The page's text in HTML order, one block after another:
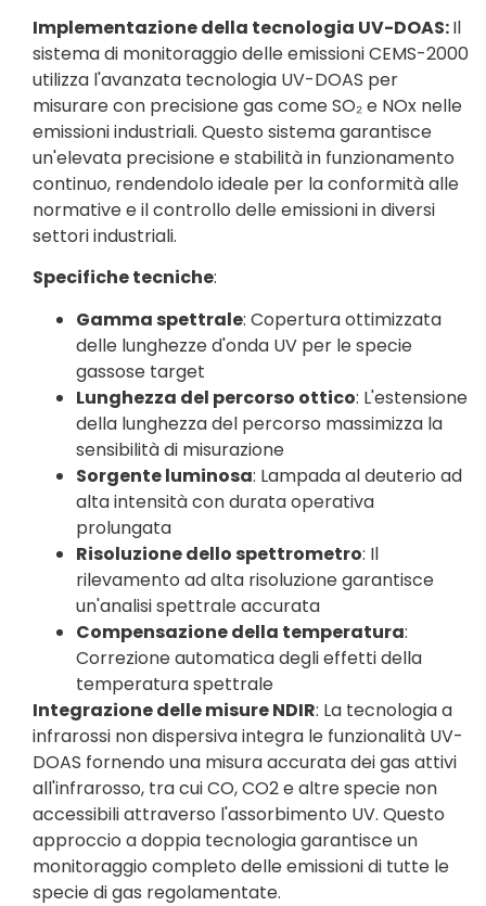
Implementazione della tecnologia UV-DOAS:Il
sistema di monitoraggio delle emissioni CEMS-2000
utilizza l'avanzata tecnologia UV-DOAS per
misurare con precisione gas come SO₂ e NOx nelle
emissioni industriali. Questo sistema garantisce
un'elevata precisione e stabilità in funzionamento
continuo, rendendolo ideale per la conformità alle
normative e il controllo delle emissioni in diversi
settori industriali.
Specifiche tecniche:
Gamma spettrale: Copertura ottimizzata
delle lunghezze d'onda UV per le specie
gassose target
Lunghezza del percorso ottico: L'estensione
della lunghezza del percorso massimizza la
sensibilità di misurazione
Sorgente luminosa: Lampada al deuterio ad
alta intensità con durata operativa
prolungata
Risoluzione dello spettrometro: Il
rilevamento ad alta risoluzione garantisce
un'analisi spettrale accurata
Compensazione della temperatura:
Correzione automatica degli effetti della
temperatura spettrale
Integrazione delle misure NDIR: La tecnologia a
infrarossi non dispersiva integra le funzionalità UV-
DOAS fornendo una misura accurata dei gas attivi
all'infrarosso, tra cui CO, CO2 e altre specie non
accessibili attraverso l'assorbimento UV. Questo
approccio a doppia tecnologia garantisce un
monitoraggio completo delle emissioni di tutte le
specie di gas regolamentate.